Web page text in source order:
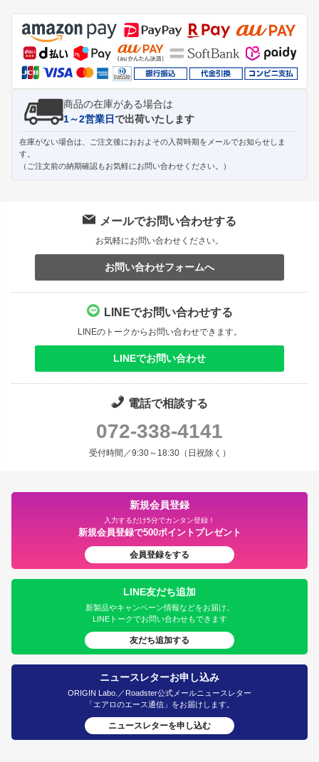
ジト
ップ
へ
商品の在庫がある場合は
1～2営業日で出荷いたします
在庫がない場合は、ご注文後におおよその入荷時期をメールでお知らせしま
す。
（ご注文前の納期確認もお気軽にお問い合わせください。）
メールでお問い合わせする
お気軽にお問い合わせください。
お問い合わせフォームへ
LINEでお問い合わせする
LINEのトークからお問い合わせできます。
LINEでお問い合わせ
電話で相談する
072-338-4141
受付時間／9:30～18:30（日祝除く）
新規会員登録
入力するだけ5分でカンタン登録！
新規会員登録で500ポイントプレゼント
会員登録をする
LINE友だち追加
新製品やキャンペーン情報などをお届け。
LINEトークでお問い合わせもできます
友だち追加する
ニュースレターお申し込み
ORIGIN Labo.／Roadster公式メールニュースレター
「エアロのエース通信」をお届けします。
ニュースレターを申し込む